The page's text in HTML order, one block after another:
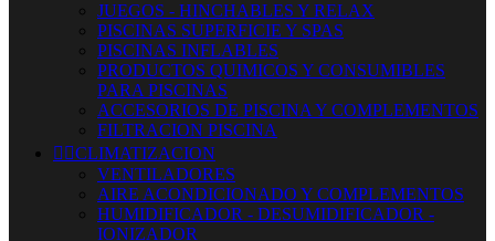
JUEGOS - HINCHABLES Y RELAX
PISCINAS SUPERFICIE Y SPAS
PISCINAS INFLABLES
PRODUCTOS QUIMICOS Y CONSUMIBLES
PARA PISCINAS
ACCESORIOS DE PISCINA Y COMPLEMENTOS
FILTRACION PISCINA
 CLIMATIZACION
VENTILADORES
AIRE ACONDICIONADO Y COMPLEMENTOS
HUMIDIFICADOR - DESUMIDIFICADOR -
IONIZADOR